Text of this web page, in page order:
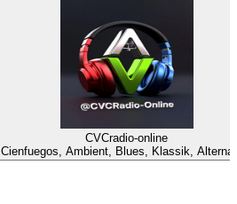
CVCradio-online
Cienfuegos, Ambient, Blues, Klassik,